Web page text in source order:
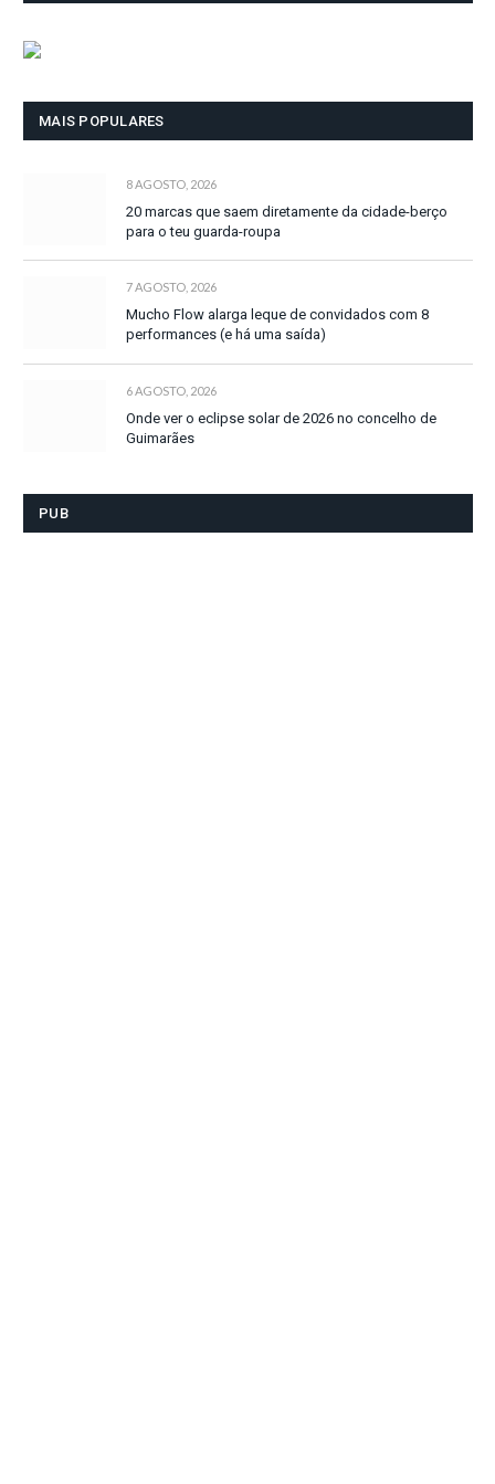
MAIS POPULARES
8 AGOSTO, 2026
20 marcas que saem diretamente da cidade-berço
para o teu guarda-roupa
7 AGOSTO, 2026
Mucho Flow alarga leque de convidados com 8
performances (e há uma saída)
6 AGOSTO, 2026
Onde ver o eclipse solar de 2026 no concelho de
Guimarães
PUB